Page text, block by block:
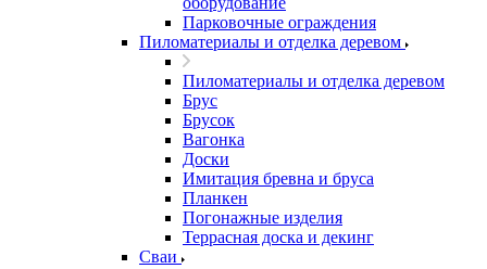
Парковочные ограждения
Пиломатериалы и отделка деревом
Пиломатериалы и отделка деревом
Брус
Брусок
Вагонка
Доски
Имитация бревна и бруса
Планкен
Погонажные изделия
Террасная доска и декинг
Сваи